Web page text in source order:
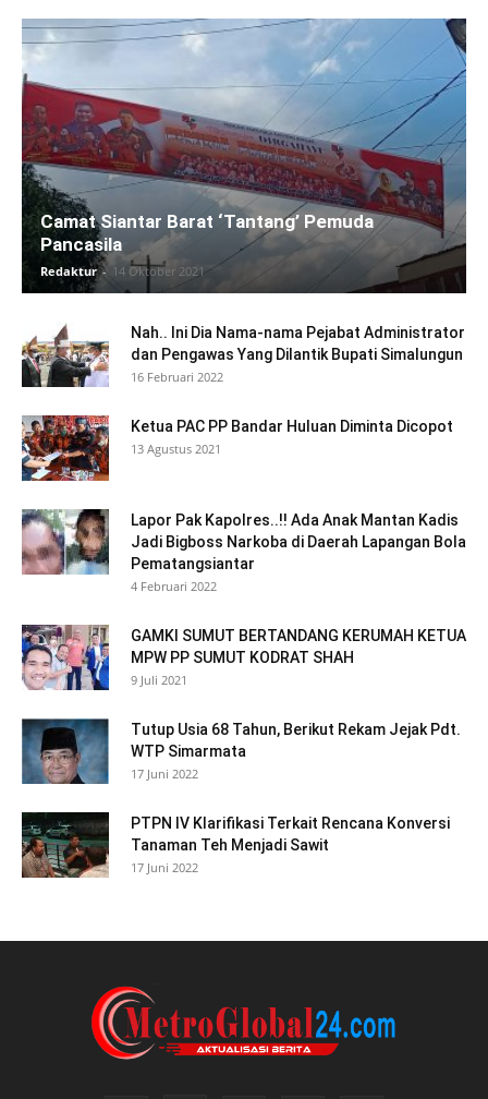
Camat Siantar Barat ‘Tantang’ Pemuda
Pancasila
Redaktur - 14 Oktober 2021
Nah.. Ini Dia Nama-nama Pejabat Administrator
dan Pengawas Yang Dilantik Bupati Simalungun
16 Februari 2022
Ketua PAC PP Bandar Huluan Diminta Dicopot
13 Agustus 2021
Lapor Pak Kapolres..!! Ada Anak Mantan Kadis
Jadi Bigboss Narkoba di Daerah Lapangan Bola
Pematangsiantar
4 Februari 2022
GAMKI SUMUT BERTANDANG KERUMAH KETUA
MPW PP SUMUT KODRAT SHAH
9 Juli 2021
Tutup Usia 68 Tahun, Berikut Rekam Jejak Pdt.
WTP Simarmata
17 Juni 2022
PTPN IV Klarifikasi Terkait Rencana Konversi
Tanaman Teh Menjadi Sawit
17 Juni 2022